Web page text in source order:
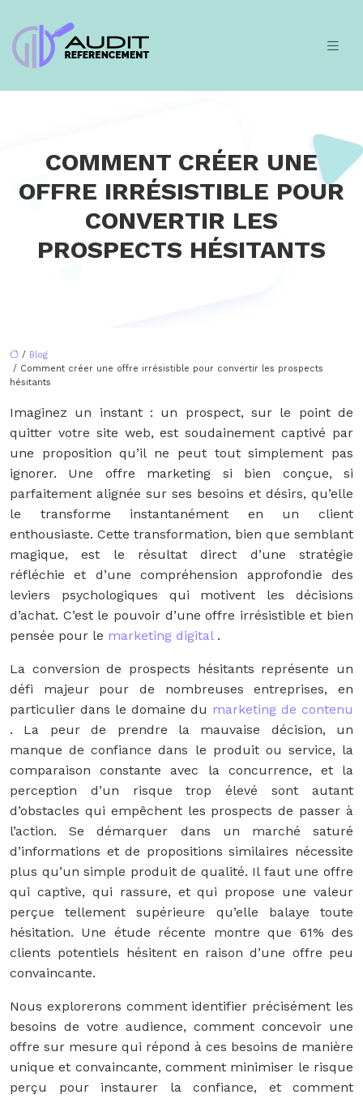
COMMENT CRÉER UNE
OFFRE IRRÉSISTIBLE POUR
CONVERTIR LES
PROSPECTS HÉSITANTS
/ Blog
/ Comment créer une offre irrésistible pour convertir les prospects
hésitants
Imaginez un instant : un prospect, sur le point de
quitter votre site web, est soudainement captivé par
une proposition qu’il ne peut tout simplement pas
ignorer. Une offre marketing si bien conçue, si
parfaitement alignée sur ses besoins et désirs, qu’elle
le transforme instantanément en un client
enthousiaste. Cette transformation, bien que semblant
magique, est le résultat direct d’une stratégie
réfléchie et d’une compréhension approfondie des
leviers psychologiques qui motivent les décisions
d’achat. C’est le pouvoir d’une offre irrésistible et bien
pensée pour le marketing digital .
La conversion de prospects hésitants représente un
défi majeur pour de nombreuses entreprises, en
particulier dans le domaine du marketing de contenu
. La peur de prendre la mauvaise décision, un
manque de confiance dans le produit ou service, la
comparaison constante avec la concurrence, et la
perception d’un risque trop élevé sont autant
d’obstacles qui empêchent les prospects de passer à
l’action. Se démarquer dans un marché saturé
d’informations et de propositions similaires nécessite
plus qu’un simple produit de qualité. Il faut une offre
qui captive, qui rassure, et qui propose une valeur
perçue tellement supérieure qu’elle balaye toute
hésitation. Une étude récente montre que 61% des
clients potentiels hésitent en raison d’une offre peu
convaincante.
Nous explorerons comment identifier précisément les
besoins de votre audience, comment concevoir une
offre sur mesure qui répond à ces besoins de manière
unique et convaincante, comment minimiser le risque
perçu pour instaurer la confiance, et comment